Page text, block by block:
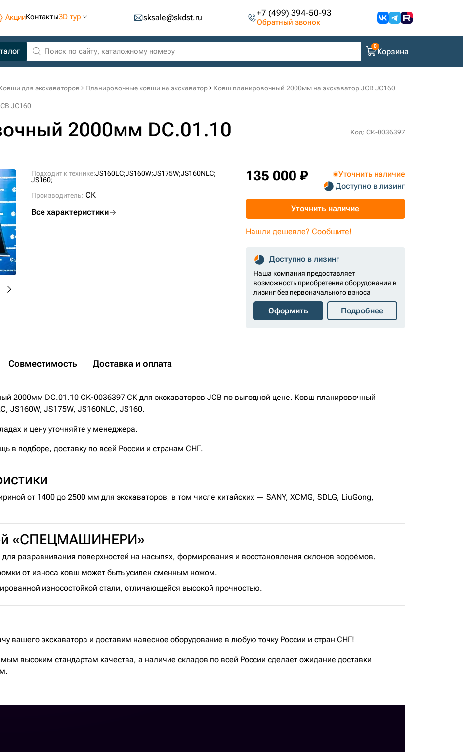
АкцииКонтакты3D тур sksale@skdst.ru +7 (499) 394-50-93
Обратный звонок
Корзина
для экскаваторов Планировочные ковши на экскаватор Ковш планировочный 2000мм на экскаватор JCB JC160
JC160
2000мм DC.01.10 Код: СК-0036397
Подходит к технике:JS160LC;JS160W;JS175W;JS160NLC;
JS160;
Производитель: СК
Все характеристики
135 000 ₽
Уточнить наличие
Доступно в лизинг
Уточнить наличие
Нашли дешевле? Сообщите!
Доступно в лизинг
Наша компания предоставляет
возможность приобретения оборудования в
лизинг без первоначального взноса
Оформить Подробнее
Совместимость Доставка и оплата
2000мм DC.01.10 СК-0036397 СК для экскаваторов JCB по выгодной цене. Ковш планировочный
JS160W, JS175W, JS160NLC, JS160.
и цену уточняйте у менеджера.
в подборе, доставку по всей России и странам СНГ.
от 1400 до 2500 мм для экскаваторов, в том числе китайских — SANY, XCMG, SDLG, LiuGong,
«СПЕЦМАШИНЕРИ»
разравнивания поверхностей на насыпях, формирования и восстановления склонов водоёмов.
от износа ковш может быть усилен сменным ножом.
износостойкой стали, отличающейся высокой прочностью.
вашего экскаватора и доставим навесное оборудование в любую точку России и стран СНГ!
высоким стандартам качества, а наличие складов по всей России сделает ожидание доставки